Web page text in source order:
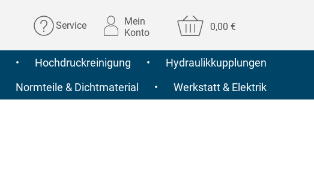
Service
Mein
Konto
0,00 €
• Hochdruckreinigung •
Hydraulikkupplungen
Normteile & Dichtmaterial • Werkstatt & Elektrik